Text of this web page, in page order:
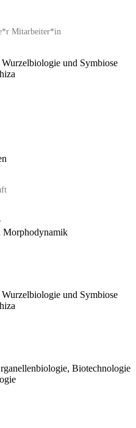
Mitarbeiter*in
und Symbiose
Morphodynamik
und Symbiose
Biotechnologie